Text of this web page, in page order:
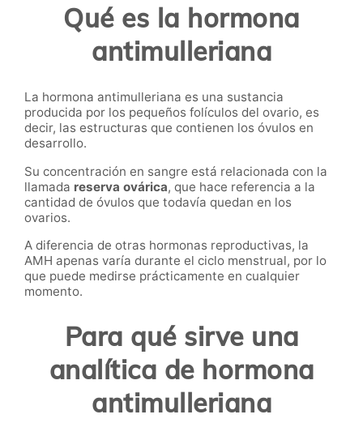
Qué es la hormona
antimulleriana
La hormona antimulleriana es una sustancia
producida por los pequeños folículos del ovario, es
decir, las estructuras que contienen los óvulos en
desarrollo.
Su concentración en sangre está relacionada con la
llamada reserva ovárica, que hace referencia a la
cantidad de óvulos que todavía quedan en los
ovarios.
A diferencia de otras hormonas reproductivas, la
AMH apenas varía durante el ciclo menstrual, por lo
que puede medirse prácticamente en cualquier
momento.
Para qué sirve una
analítica de hormona
antimulleriana